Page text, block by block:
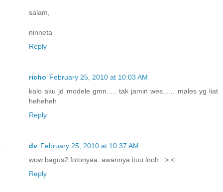
salam,
ninneta
Reply
richo February 25, 2010 at 10:03 AM
kalo aku jd modele gmn..... tak jamin wes...... males yg liat
heheheh
Reply
dv February 25, 2010 at 10:37 AM
wow bagus2 fotonyaa..awannya ituu looh.. >.<
Reply